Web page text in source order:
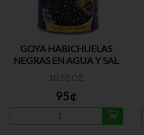
GOYA HABICHUELAS
NEGRAS EN AGUA Y SAL
10.50 OZ
95¢